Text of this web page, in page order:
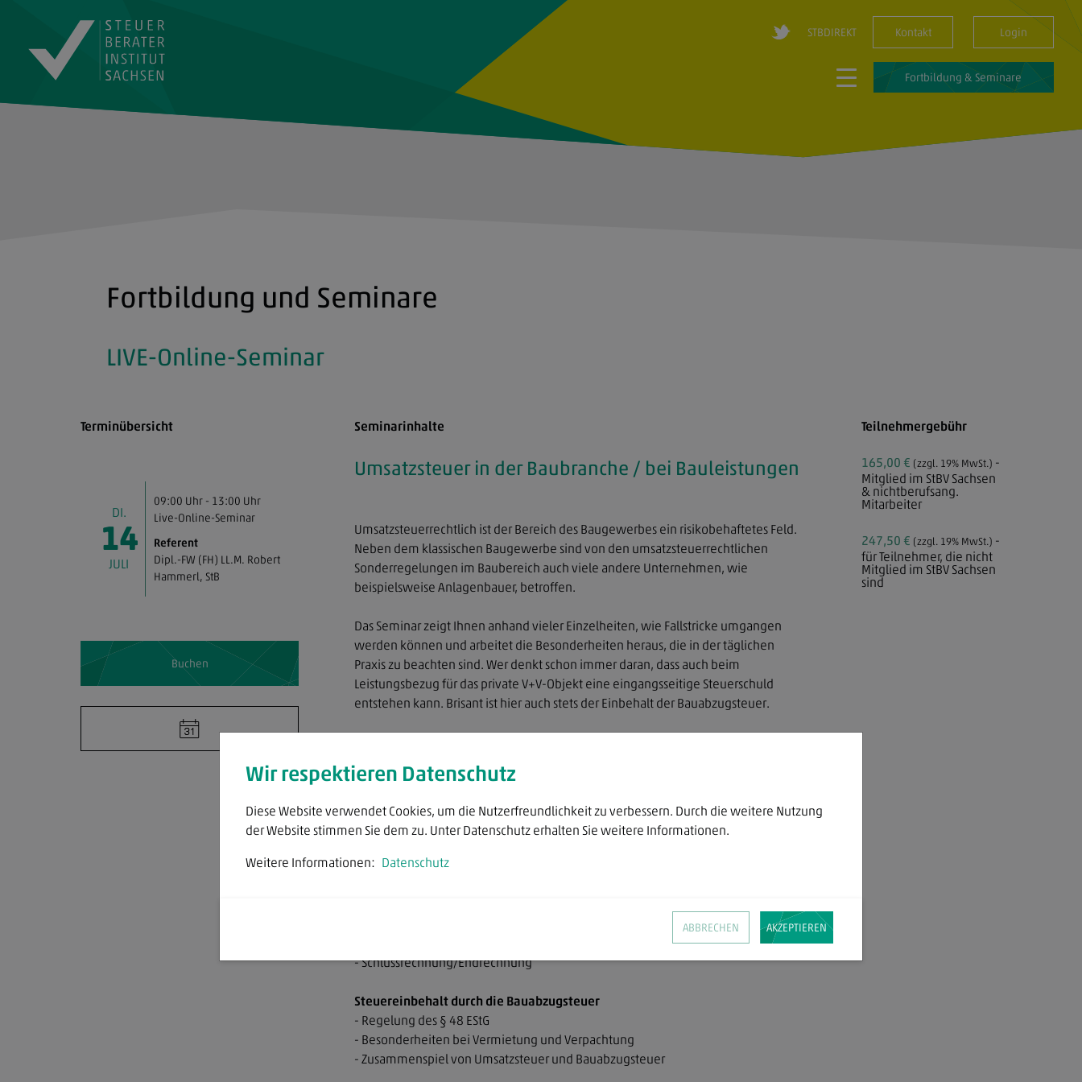
Fortbildung & Seminare
Service
Kontakt
Impressum
Datenschutz
STBDIREKT Kontakt Login
Fortbildung & Seminare
Fortbildung und Seminare
LIVE-Online-Seminar
Seminarinhalte
Umsatzsteuer in der Baubranche / bei Bauleistungen
Umsatzsteuerrechtlich ist der Bereich des Baugewerbes ein risikobehaftetes Feld.
Neben dem klassischen Baugewerbe sind von den umsatzsteuerrechtlichen
Sonderregelungen im Baubereich auch viele andere Unternehmen, wie
beispielsweise Anlagenbauer, betroffen.
Das Seminar zeigt Ihnen anhand vieler Einzelheiten, wie Fallstricke umgangen
werden können und arbeitet die Besonderheiten heraus, die in der täglichen
Praxis zu beachten sind. Wer denkt schon immer daran, dass auch beim
Leistungsbezug für das private V+V-Objekt eine eingangsseitige Steuerschuld
entstehen kann. Brisant ist hier auch stets der Einbehalt der Bauabzugsteuer.
- Rechtliche Grundlagen im nationalen und Unions-Recht
- Definition des Bauleisters
- Schlussrechnung/Endrechnung
Steuereinbehalt durch die Bauabzugsteuer
- Regelung des § 48 EStG
- Besonderheiten bei Vermietung und Verpachtung
- Zusammenspiel von Umsatzsteuer und Bauabzugsteuer
Terminübersicht
DI.
14
JULI
09:00 Uhr - 13:00 Uhr
Live-Online-Seminar
Referent
Dipl.-FW (FH) LL.M. Robert
Hammerl, StB
Buchen
Teilnehmergebühr
165,00 € (zzgl. 19% MwSt.) -
Mitglied im StBV Sachsen
& nichtberufsang.
Mitarbeiter
247,50 € (zzgl. 19% MwSt.) -
für Teilnehmer, die nicht
Mitglied im StBV Sachsen
sind
Wir respektieren Datenschutz
Diese Website verwendet Cookies, um die Nutzerfreundlichkeit zu verbessern. Durch die weitere Nutzung
der Website stimmen Sie dem zu. Unter Datenschutz erhalten Sie weitere Informationen.
Weitere Informationen: Datenschutz
ABBRECHEN AKZEPTIEREN